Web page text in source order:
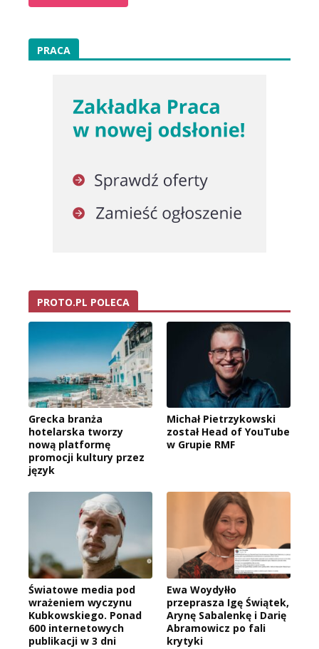
PRACA
PROTO.PL POLECA
Grecka branża
hotelarska tworzy
nową platformę
promocji kultury przez
język
Michał Pietrzykowski
został Head of YouTube
w Grupie RMF
Światowe media pod
wrażeniem wyczynu
Kubkowskiego. Ponad
600 internetowych
publikacji w 3 dni
Ewa Woydyłło
przeprasza Igę Świątek,
Arynę Sabalenkę i Darię
Abramowicz po fali
krytyki